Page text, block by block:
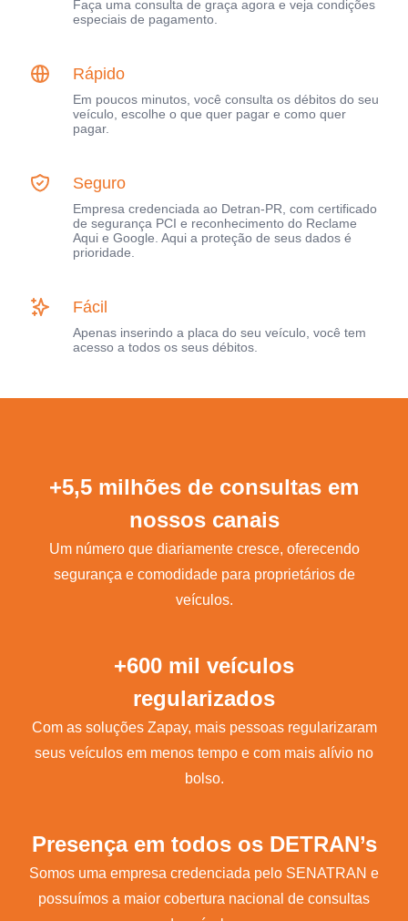
Faça uma consulta de graça agora e veja condições
especiais de pagamento.
Rápido
Em poucos minutos, você consulta os débitos do seu
veículo, escolhe o que quer pagar e como quer
pagar.
Seguro
Empresa credenciada ao Detran-PR, com certificado
de segurança PCI e reconhecimento do Reclame
Aqui e Google. Aqui a proteção de seus dados é
prioridade.
Fácil
Apenas inserindo a placa do seu veículo, você tem
acesso a todos os seus débitos.
+5,5 milhões de consultas em
nossos canais
Um número que diariamente cresce, oferecendo
segurança e comodidade para proprietários de
veículos.
+600 mil veículos
regularizados
Com as soluções Zapay, mais pessoas regularizaram
seus veículos em menos tempo e com mais alívio no
bolso.
Presença em todos os DETRAN’s
Somos uma empresa credenciada pelo SENATRAN e
possuímos a maior cobertura nacional de consultas